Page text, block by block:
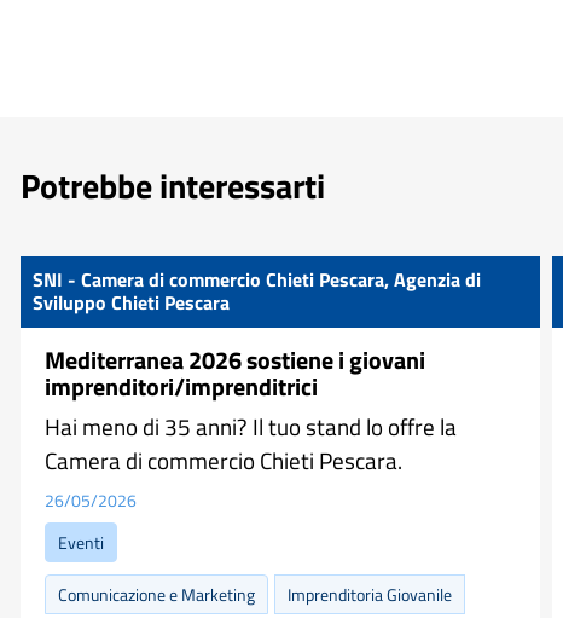
Potrebbe interessarti
SNI - Camera di commercio Chieti Pescara, Agenzia di
Sviluppo Chieti Pescara
Mediterranea 2026 sostiene i giovani
imprenditori/imprenditrici
Hai meno di 35 anni? Il tuo stand lo offre la
Camera di commercio Chieti Pescara.
26/05/2026
Eventi
Comunicazione e Marketing
Imprenditoria Giovanile